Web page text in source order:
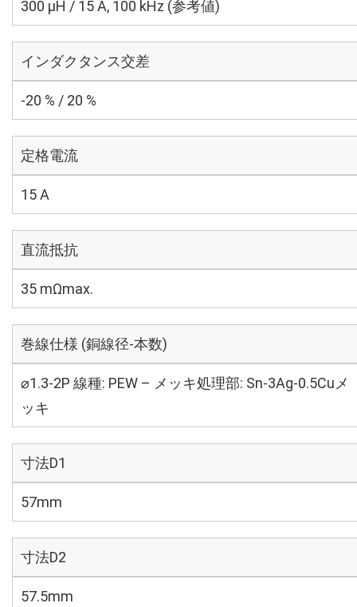
300 μH / 15 A, 100 kHz (参考値)
インダクタンス交差
-20 % / 20 %
定格電流
15 A
直流抵抗
35 mΩmax.
巻線仕様 (銅線径-本数)
⌀1.3-2P 線種: PEW – メッキ処理部: Sn-3Ag-0.5Cuメ
ッキ
寸法D1
57mm
寸法D2
57.5mm